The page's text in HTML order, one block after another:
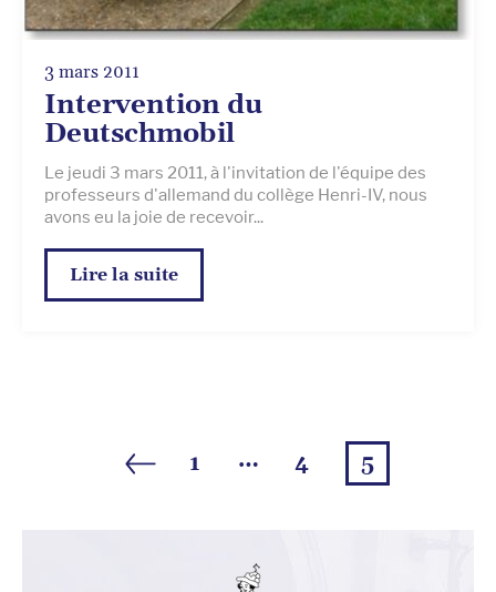
3 mars 2011
Intervention du
Deutschmobil
Le jeudi 3 mars 2011, à l'invitation de l'équipe des
professeurs d'allemand du collège Henri-IV, nous
avons eu la joie de recevoir...
Lire la suite
1 … 4 5